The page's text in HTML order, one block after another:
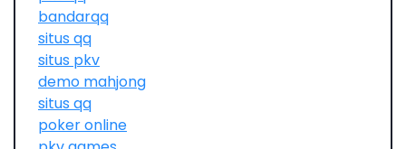
bandarqq
situs qq
situs pkv
demo mahjong
situs qq
poker online